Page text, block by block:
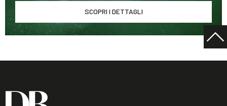
SCOPRI I DETTAGLI